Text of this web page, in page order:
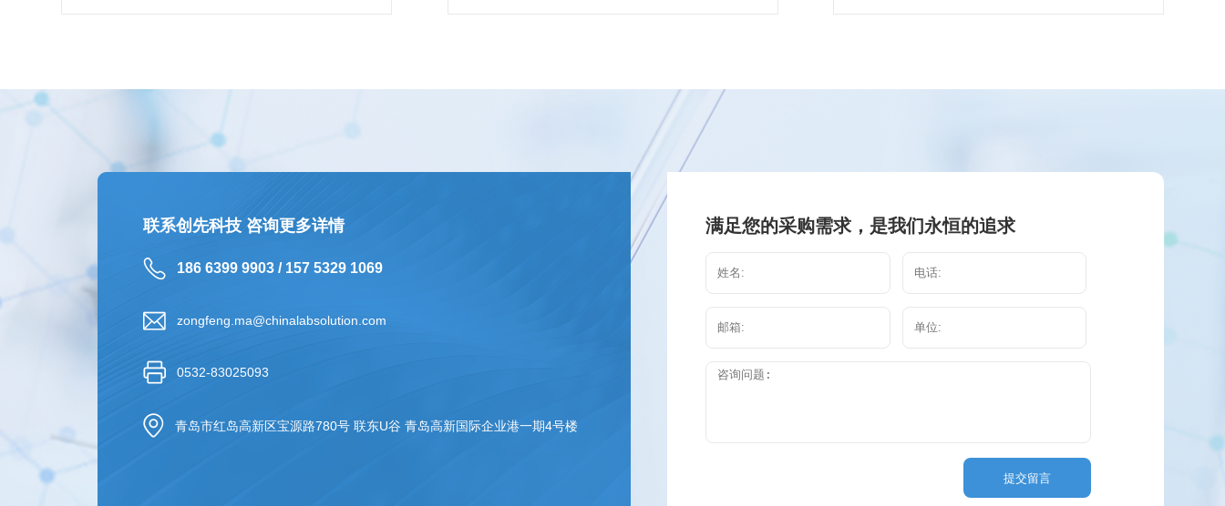
联系创先科技 咨询更多详情
186 6399 9903 / 157 5329 1069
zongfeng.ma@chinalabsolution.com
0532-83025093
青岛市红岛高新区宝源路780号 联东U谷 青岛高新国际企业港一期4号楼
满足您的采购需求，是我们永恒的追求
提交留言